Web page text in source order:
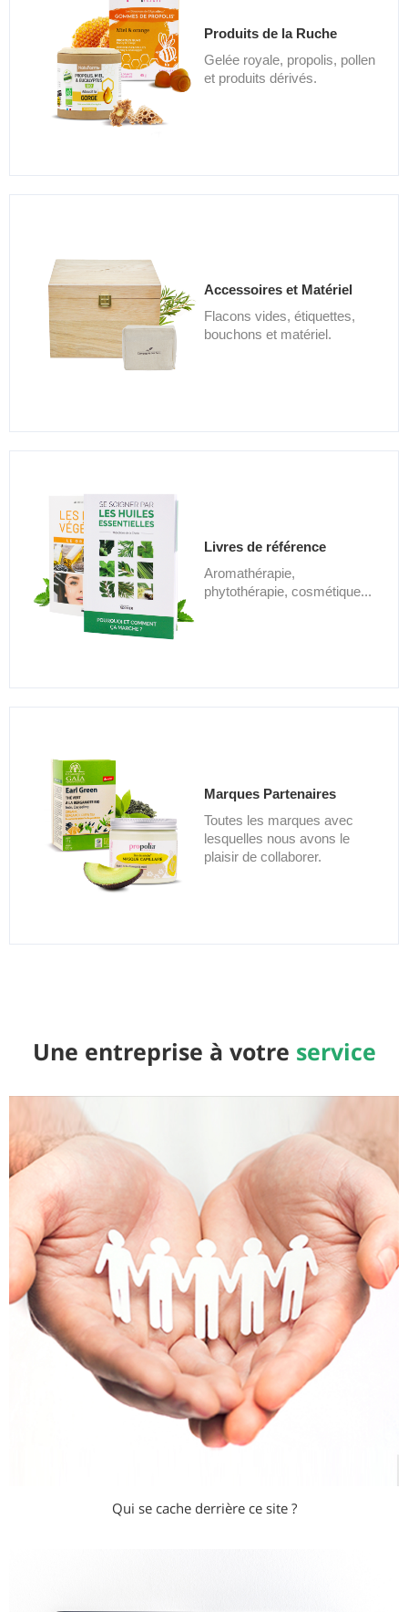
Produits de la Ruche
Gelée royale, propolis, pollen
et produits dérivés.
Accessoires et Matériel
Flacons vides, étiquettes,
bouchons et matériel.
Livres de référence
Aromathérapie,
phytothérapie, cosmétique...
Marques Partenaires
Toutes les marques avec
lesquelles nous avons le
plaisir de collaborer.
Une entreprise à votre service
Qui se cache derrière ce site ?